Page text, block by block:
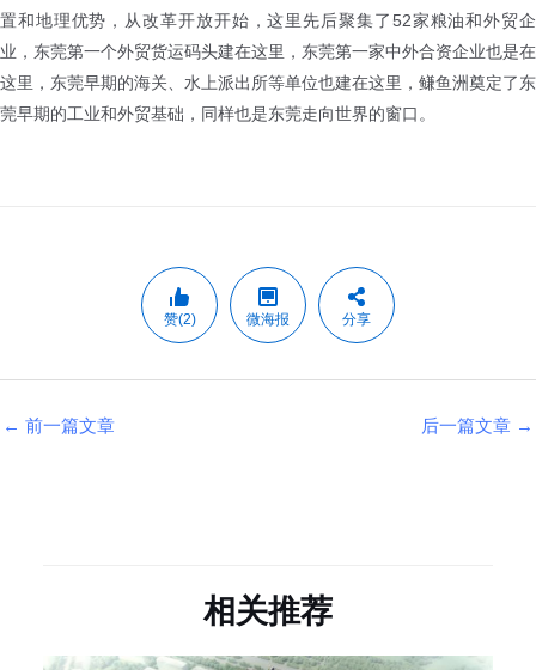
置和地理优势，从改革开放开始，这里先后聚集了52家粮油和外贸企
业，东莞第一个外贸货运码头建在这里，东莞第一家中外合资企业也是在
这里，东莞早期的海关、水上派出所等单位也建在这里，鳒鱼洲奠定了东
莞早期的工业和外贸基础，同样也是东莞走向世界的窗口。
赞(2) 微海报 分享
← 前一篇文章 后一篇文章 →
相关推荐